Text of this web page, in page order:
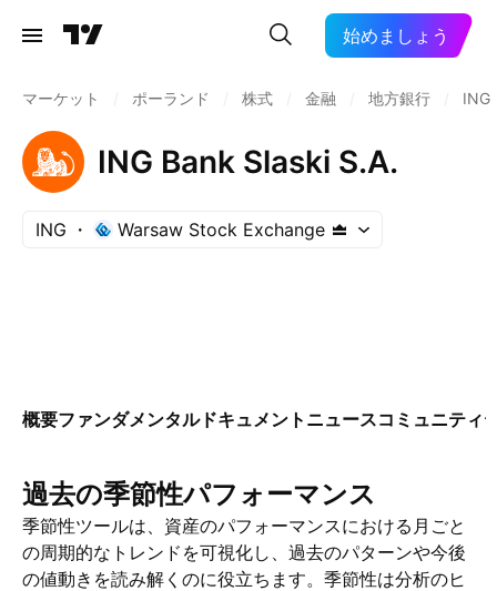
始めましょう
マーケット ポーランド 株式 金融 地方銀行 ING
ING Bank Slaski S.A.
ING Warsaw Stock Exchange
概要ファンダメンタルドキュメント ニュースコミュニティ
過去の季節性パフォーマンス
季節性ツールは、資産のパフォーマンスにおける月ごと
の周期的なトレンドを可視化し、過去のパターンや今後
の値動きを読み解くのに役立ちます。季節性は分析のヒ